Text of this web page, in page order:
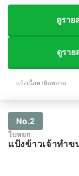
ดูราย
ดูราย
แจ้งเนื้อหาผิดพลาด
No.2
ใบหยก
แป้งข้าวเจ้าทำ